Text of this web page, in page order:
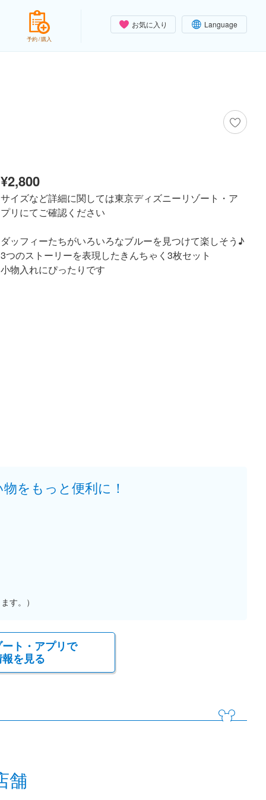
お気に入り Language
予約 / 購入
¥2,800
サイズなど詳細に関しては東京ディズニーリゾート・ア
プリにてご確認ください
ダッフィーたちがいろいろなブルーを見つけて楽しそう♪
3つのストーリーを表現したきんちゃく3枚セット
小物入れにぴったりです
をもっと便利に！
す。）
ト・アプリで
を見る
舗